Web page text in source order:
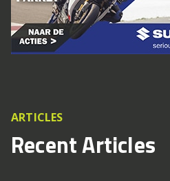
ARTICLES
Recent Articles